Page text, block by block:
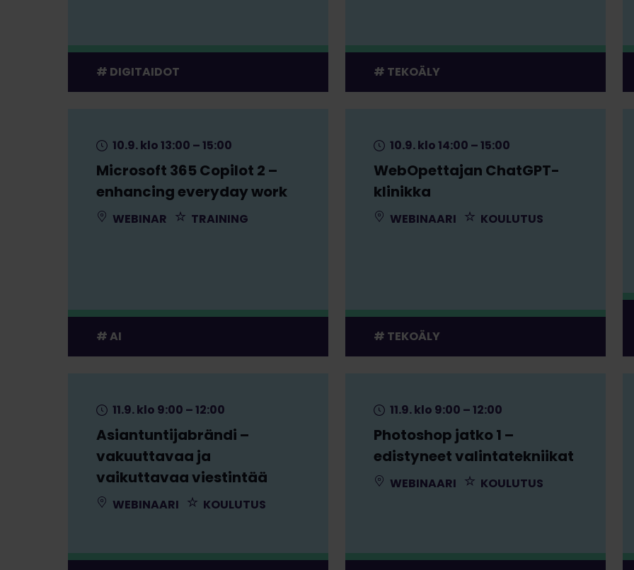
DIGITAIDOT TEKOÄLY
Microsoft 365 Copilot 2 –
enhancing everyday work
10.9. klo 13:00 – 15:00
WEBINAR TRAINING
AI
WebOpettajan ChatGPT-
klinikka
10.9. klo 14:00 – 15:00
WEBINAARI KOULUTUS
TEKOÄLY
Asiantuntijabrändi –
vakuuttavaa ja
vaikuttavaa viestintää
11.9. klo 9:00 – 12:00
WEBINAARI KOULUTUS
Photoshop jatko 1 –
edistyneet valintatekniikat
11.9. klo 9:00 – 12:00
WEBINAARI KOULUTUS